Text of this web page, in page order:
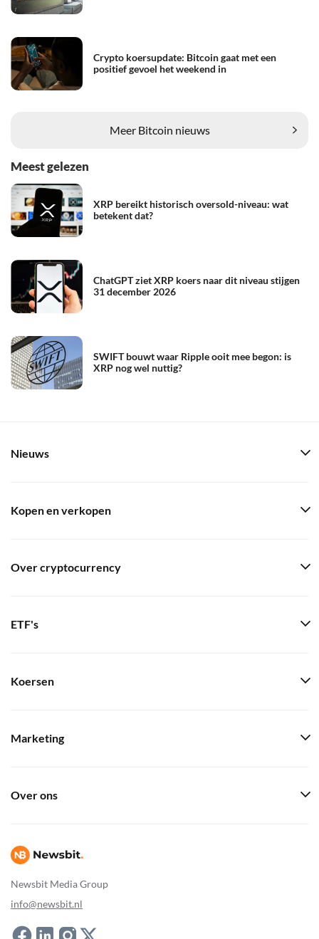
Crypto koersupdate: Bitcoin gaat met een
positief gevoel het weekend in
Meer Bitcoin nieuws
Meest gelezen
XRP bereikt historisch oversold-niveau: wat
betekent dat?
ChatGPT ziet XRP koers naar dit niveau stijgen
31 december 2026
SWIFT bouwt waar Ripple ooit mee begon: is
XRP nog wel nuttig?
Newsbit Media Group
info@newsbit.nl
Nieuws
Kopen en verkopen
Over cryptocurrency
ETF's
Koersen
Marketing
Over ons